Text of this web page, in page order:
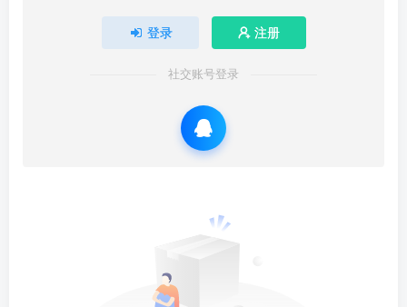
登录 注册
社交账号登录